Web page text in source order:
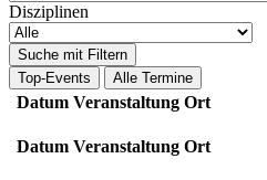
Disziplinen
Suche mit Filtern
Top-Events
Alle Termine
Datum Veranstaltung Ort
Datum Veranstaltung Ort